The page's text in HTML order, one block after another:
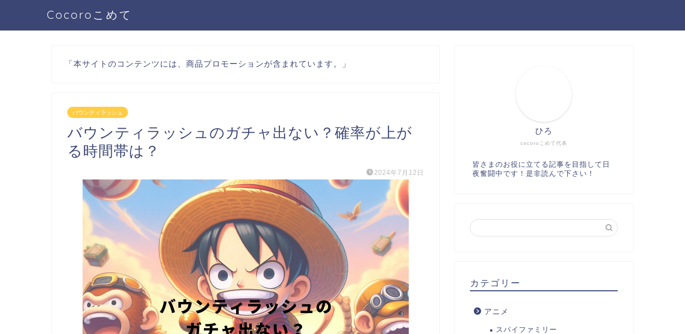
Cocoroこめて
「本サイトのコンテンツには、商品プロモーションが含まれています。」
バウンティラッシュ
バウンティラッシュのガチャ出ない？確率が上が
る時間帯は？
2024年7月12日
cocoroこめて代表
ひろ
皆さまのお役に立てる記事を目指して日
夜奮闘中です！是非読んで下さい！
カテゴリー
アニメ
スパイファミリー